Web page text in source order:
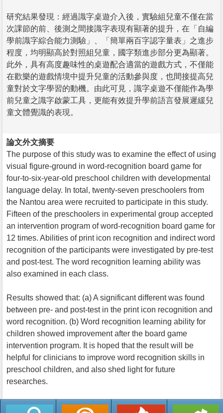
研究結果發現：經過識字桌遊介入後，實驗組兒童不僅在當
次課節的前、後測之間接識字表現有顯著的提升，在「自編
學前識字綜合能力測驗」、「簡單兩百字認字量表」之進步
程度，均明顯高於對照組兒童，國字類進步部分更為顯著。
此外，具有高度趣味性的桌遊配合適當的遊戲方式，不僅能
在歡樂的遊戲情境中提升兒童的活動參與度，也間接提高兒
童對於文字學習的動機。由此可見，識字桌遊不僅能作為學
前兒童之識字啟蒙工具，更能有效提升學前語言發展遲緩兒
童文體覺識的表現。
論文外文摘要
The purpose of this study was to examine the effect of using
visual figure-ground in word-recognition board game for
four-to-six-year-old preschool children with developmental
language delay. In total, twenty-seven preschoolers from
the Nantou area were recruited to participate in this study.
Fifteen of the preschoolers in experimental group accepted
an intervention program of word-recognition board game for
12 times. Abilities of print icon recognition and indirect word
recognition of the participants were investigated by pre-test
and post-test. The word recognition learning ability was
also examined in each class.
Results showed that: (a) A significant different was found
between pre- and post-test in the print icon recognition and
word recognition. (b) Word recognition learning ability for
children showed improvement after the board game
intervention program. It is hoped that the result will be
helpful for clinicians to improve word recognition skills in
preschool children, and also shed light for future
researches.